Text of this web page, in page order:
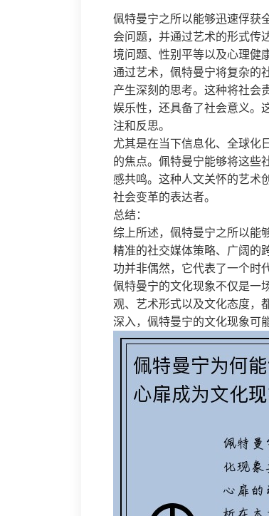
佩特曼宁之所以能够迅速俘获
会问题，并通过艺术的形式传
境问题、性别平等以及心理健
通过艺术，佩特曼宁将复杂的
产生深刻的思考。这种将社会
娱乐性，还具备了社会意义。
注和反思。
尤其是在当下信息化、全球化
的焦点。佩特曼宁能够将这些
感共鸣。这种人文关怀的艺术
社会变革的表达者。
总结：
综上所述，佩特曼宁之所以能
精准的社交媒体策略、广阔的
功并非偶然，它代表了一个时
佩特曼宁的文化现象不仅是一
观、艺术形式以及文化态度，
深入，佩特曼宁的文化现象可